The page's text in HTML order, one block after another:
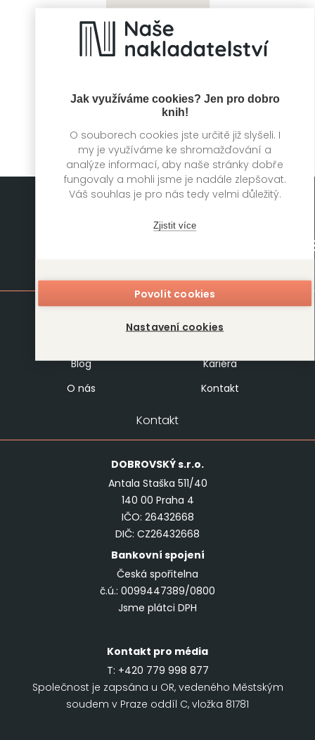
Jak využíváme cookies? Jen pro dobro
knih!
O souborech cookies jste určitě již slyšeli. I
my je využíváme ke shromažďování a
analýze informací, aby naše stránky dobře
fungovaly a mohli jsme je nadále zlepšovat.
Váš souhlas je pro nás tedy velmi důležitý.
Zjistit více
Povolit cookies
Nastavení cookies
Rainer Wekwerth
Blog
Kariéra
O nás
Kontakt
Kontakt
DOBROVSKÝs.r.o.
Antala Staška 511/40
140 00 Praha 4
IČO: 26432668
DIČ: CZ26432668
Bankovní spojení
Česká spořitelna
č.ú.: 0099447389/0800
Jsme plátci DPH
Kontakt pro média
T: +420 779 998 877
Společnost je zapsána u OR, vedeného Městským
soudem v Praze oddíl C, vložka 81781